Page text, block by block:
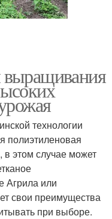
выращивания
технологии
полиэтиленовая
в этом случае может
Агрила или
свои преимущества
при выборе.